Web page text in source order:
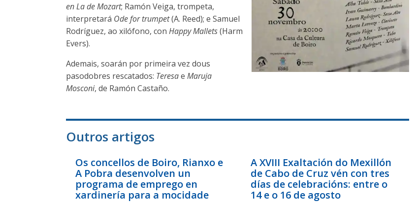
en La de Mozart; Ramón Veiga, trompeta,
interpretará Ode for trumpet(A. Reed); e Samuel
Rodríguez, ao xilófono, conHappy Mallets(Harm
Evers).
Ademais, soarán por primeira vez dous
pasodobres rescatados: TeresaeMaruja
Mosconi, de Ramón Castaño.
Outros artigos
Os concellos de Boiro, Rianxo e
A Pobra desenvolven un
programa de emprego en
xardinería para a mocidade
A XVIII Exaltación do Mexillón
de Cabo de Cruz vén con tres
días de celebracións: entre o
14 e o 16 de agosto